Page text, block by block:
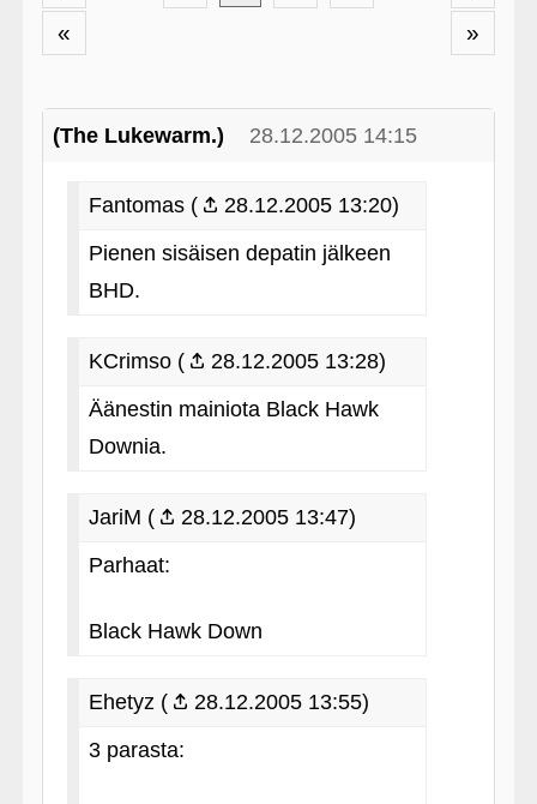
«
»
(The Lukewarm.) 28.12.2005 14:15
Fantomas (
28.12.2005 13:20)
Pienen sisäisen depatin jälkeen
BHD.
KCrimso (
28.12.2005 13:28)
Äänestin mainiota Black Hawk
Downia.
JariM (
28.12.2005 13:47)
Parhaat:
Black Hawk Down
Ehetyz (
28.12.2005 13:55)
3 parasta: